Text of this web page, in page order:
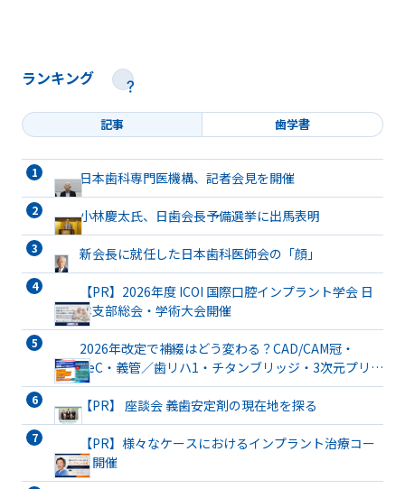
ランキング
記事 歯学書
日本歯科専門医機構、記者会見を開催
小林慶太氏、日歯会長予備選挙に出馬表明
新会長に就任した日本歯科医師会の「顔」
【PR】2026年度 ICOI 国際口腔インプラント学会 日
本支部総会・学術大会開催
2026年改定で補綴はどう変わる？CAD/CAM冠・
TeC・義管／歯リハ1・チタンブリッジ・3次元プリン
ト有床義歯まで詳解
【PR】 座談会 義歯安定剤の現在地を探る
【PR】様々なケースにおけるインプラント治療コー
ス開催